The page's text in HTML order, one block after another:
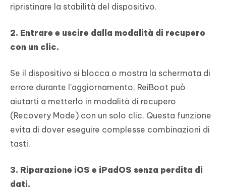
ripristinare la stabilità del dispositivo.
2. Entrare e uscire dalla modalità di recupero
con un clic.
Se il dispositivo si blocca o mostra la schermata di
errore durante l’aggiornamento, ReiBoot può
aiutarti a metterlo in modalità di recupero
(Recovery Mode) con un solo clic. Questa funzione
evita di dover eseguire complesse combinazioni di
tasti.
3. Riparazione iOS e iPadOS senza perdita di
dati.